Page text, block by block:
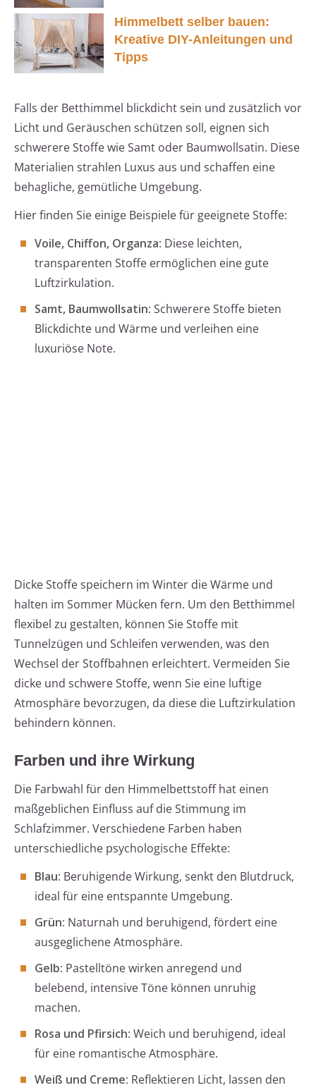
Himmelbett selber bauen:
Kreative DIY-Anleitungen und
Tipps
Falls der Betthimmel blickdicht sein und zusätzlich vor
Licht und Geräuschen schützen soll, eignen sich
schwerere Stoffe wie Samt oder Baumwollsatin. Diese
Materialien strahlen Luxus aus und schaffen eine
behagliche, gemütliche Umgebung.
Hier finden Sie einige Beispiele für geeignete Stoffe:
Voile, Chiffon, Organza: Diese leichten,
transparenten Stoffe ermöglichen eine gute
Luftzirkulation.
Samt, Baumwollsatin: Schwerere Stoffe bieten
Blickdichte und Wärme und verleihen eine
luxuriöse Note.
Dicke Stoffe speichern im Winter die Wärme und
halten im Sommer Mücken fern. Um den Betthimmel
flexibel zu gestalten, können Sie Stoffe mit
Tunnelzügen und Schleifen verwenden, was den
Wechsel der Stoffbahnen erleichtert. Vermeiden Sie
dicke und schwere Stoffe, wenn Sie eine luftige
Atmosphäre bevorzugen, da diese die Luftzirkulation
behindern können.
Farben und ihre Wirkung
Die Farbwahl für den Himmelbettstoff hat einen
maßgeblichen Einfluss auf die Stimmung im
Schlafzimmer. Verschiedene Farben haben
unterschiedliche psychologische Effekte:
Blau: Beruhigende Wirkung, senkt den Blutdruck,
ideal für eine entspannte Umgebung.
Grün: Naturnah und beruhigend, fördert eine
ausgeglichene Atmosphäre.
Gelb: Pastelltöne wirken anregend und
belebend, intensive Töne können unruhig
machen.
Rosa und Pfirsich: Weich und beruhigend, ideal
für eine romantische Atmosphäre.
Weiß und Creme: Reflektieren Licht, lassen den